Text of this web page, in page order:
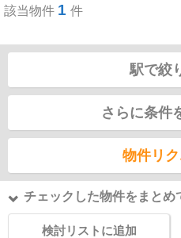
該当物件 1 件
駅で絞
さらに条件
物件リ
チェックした物件をまとめ
検討リストに追加